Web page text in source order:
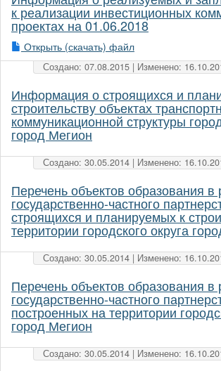
к реализации инвестиционных
проектах на 01.06.2018
Открыть (скачать) файл
Создано: 07.08.2015 | Изменено:
Информация о строящихся и
строительству объектах
коммуникационной структуры
город Мегион
Создано: 30.05.2014 | Изменено:
Перечень объектов образования в
государственно-частного
строящихся и планируемых к
территории городского округа
Создано: 30.05.2014 | Изменено:
Перечень объектов образования в
государственно-частного
построенных на территории
город Мегион
Создано: 30.05.2014 | Изменено: